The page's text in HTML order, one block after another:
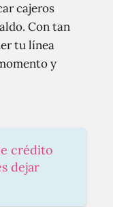
cajeros
Con tan
tu línea
y
crédito
dejar